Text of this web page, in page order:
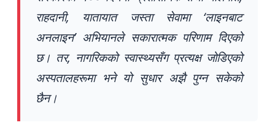
राहदानी, यातायात जस्ता सेवामा ‘लाइनबाट
अनलाइन’ अभियानले सकारात्मक परिणाम दिएको
छ। तर, नागरिकको स्वास्थ्यसँग प्रत्यक्ष जोडिएको
अस्पतालहरूमा भने यो सुधार अझै पुग्न सकेको
छैन।